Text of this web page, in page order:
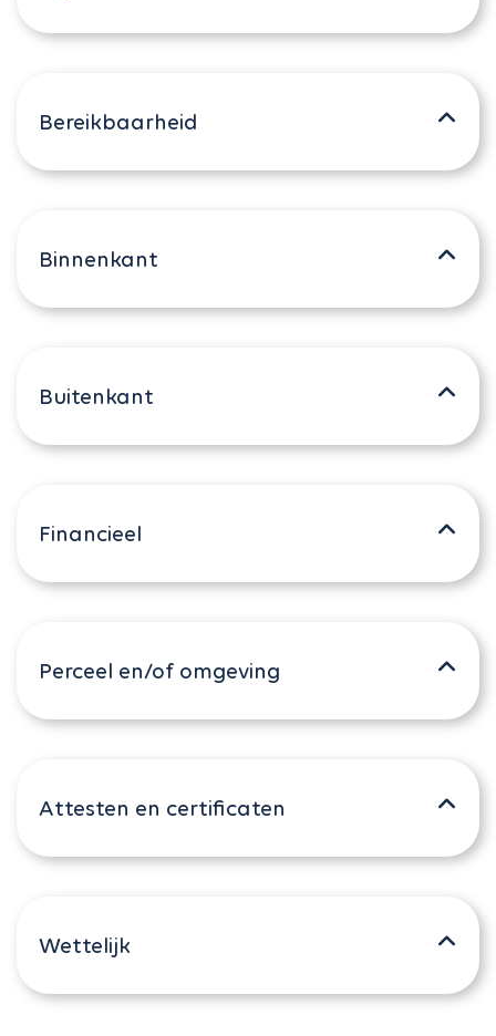
Bereikbaarheid
Binnenkant
Buitenkant
Financieel
Perceel en/of omgeving
Attesten en certificaten
Wettelijk